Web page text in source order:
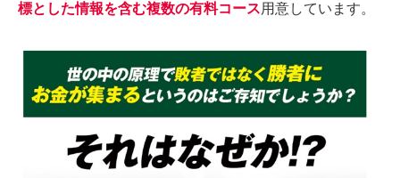
標とした情報を含む複数の有料コース用意しています。